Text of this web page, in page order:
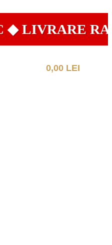
0,00 LEI